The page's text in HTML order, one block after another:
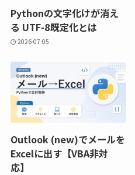
Pythonの文字化けが消え
る UTF-8既定化とは
2026-07-05
Outlook (new)でメールを
Excelに出す【VBA非対
応】